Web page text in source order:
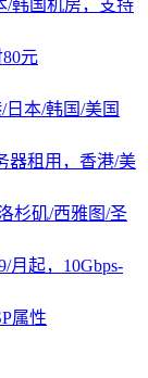
/韩国机房，支持
元
日本/韩国/美国
器租用，香港/美
杉矶/西雅图/圣
月起，10Gbps-
属性